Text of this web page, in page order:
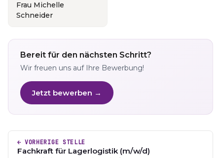
Frau Michelle
Schneider
Bereit für den nächsten Schritt?
Wir freuen uns auf Ihre Bewerbung!
Jetzt bewerben →
← VORHERIGE STELLE
Fachkraft für Lagerlogistik (m/w/d)